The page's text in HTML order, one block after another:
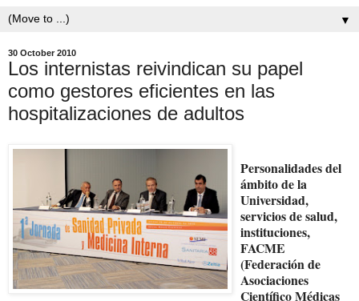
▼
30 October 2010
Los internistas reivindican su papel
como gestores eficientes en las
hospitalizaciones de adultos
Personalidades del
ámbito de la
Universidad,
servicios de salud,
instituciones,
FACME
(Federación de
Asociaciones
Científico Médicas